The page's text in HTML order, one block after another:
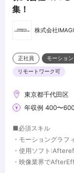
集！
株式会社
正社員 モーショ
リモートワーク可
東京都千代田区
年収例 400〜
■必須スキル
・モーショングラ
・使用ソフト
・映像業界で